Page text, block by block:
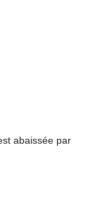
abaissée par